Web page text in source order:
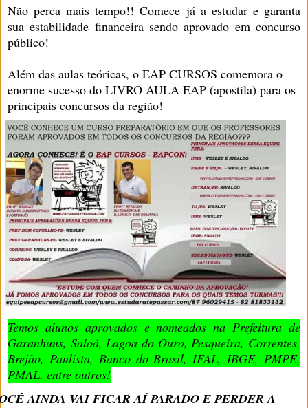
Não perca mais tempo!! Comece já a estudar e garanta
sua estabilidade financeira sendo aprovado em concurso
público!
Além das aulas teóricas, o EAP CURSOS comemora o
enorme sucesso do LIVRO AULA EAP (apostila) para os
principais concursos da região!
Temos alunos aprovados e nomeados na Prefeitura de
Garanhuns, Saloá, Lagoa do Ouro, Pesqueira, Correntes,
Brejão, Paulista, Banco do Brasil, IFAL, IBGE, PMPE,
PMAL, entre outros!
AINDA VAI FICAR AÍ PARADO E PERDER A